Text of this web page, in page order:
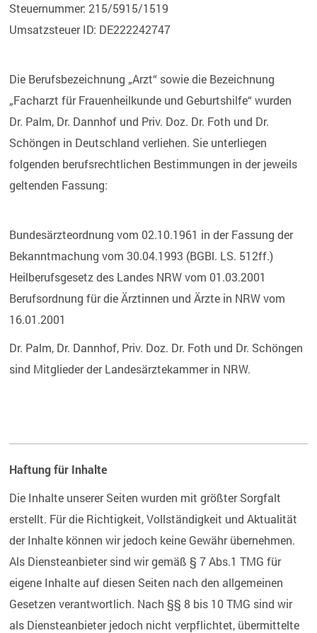
Steuernummer: 215/5915/1519
Umsatzsteuer ID: DE222242747
Die Berufsbezeichnung „Arzt“ sowie die Bezeichnung
„Facharzt für Frauenheilkunde und Geburtshilfe“ wurden
Dr. Palm, Dr. Dannhof und Priv. Doz. Dr. Foth und Dr.
Schöngen in Deutschland verliehen. Sie unterliegen
folgenden berufsrechtlichen Bestimmungen in der jeweils
geltenden Fassung:
Bundesärzteordnung vom 02.10.1961 in der Fassung der
Bekanntmachung vom 30.04.1993 (BGBl. LS. 512ff.)
Heilberufsgesetz des Landes NRW vom 01.03.2001
Berufsordnung für die Ärztinnen und Ärzte in NRW vom
16.01.2001
Dr. Palm, Dr. Dannhof, Priv. Doz. Dr. Foth und Dr. Schöngen
sind Mitglieder der Landesärztekammer in NRW.
Haftung für Inhalte
Die Inhalte unserer Seiten wurden mit größter Sorgfalt
erstellt. Für die Richtigkeit, Vollständigkeit und Aktualität
der Inhalte können wir jedoch keine Gewähr übernehmen.
Als Diensteanbieter sind wir gemäß § 7 Abs.1 TMG für
eigene Inhalte auf diesen Seiten nach den allgemeinen
Gesetzen verantwortlich. Nach §§ 8 bis 10 TMG sind wir
als Diensteanbieter jedoch nicht verpflichtet, übermittelte